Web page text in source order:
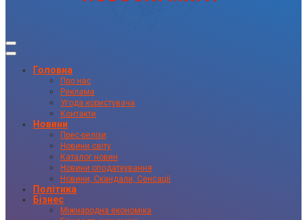
Головна
Про нас
Реклама
Угода користувача
Контакти
Новини
Прес-релізи
Новини світу
Каталог новин
Новини оподаткування
Новини, Скандали, Сенсації
Політика
Бізнес
Міжнародна економіка